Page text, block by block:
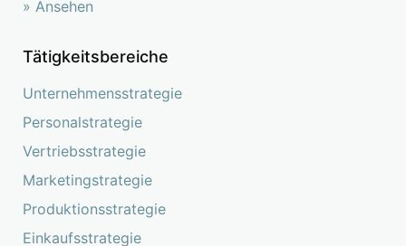
» Ansehen
Tätigkeitsbereiche
Unternehmensstrategie
Personalstrategie
Vertriebsstrategie
Marketingstrategie
Produktionsstrategie
Einkaufsstrategie